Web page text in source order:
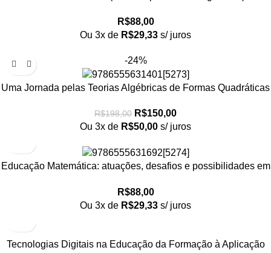
R$88,00
Ou 3x de R$29,33 s/ juros
-24%
Uma Jornada pelas Teorias Algébricas de Formas Quadráticas
R$198,00 R$150,00
Ou 3x de R$50,00 s/ juros
Educação Matemática: atuações, desafios e possibilidades em
R$88,00
Ou 3x de R$29,33 s/ juros
Tecnologias Digitais na Educação da Formação à Aplicação